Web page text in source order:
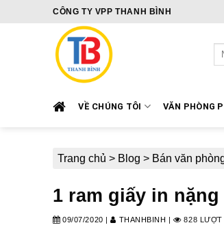
CÔNG TY VPP THANH BÌNH
VỀ CHÚNG TÔI VĂN PHÒNG
Trang chủ > Blog > Bán văn
1 ram giấy in
09/07/2020 | THANHBINH | 828 LƯỢT